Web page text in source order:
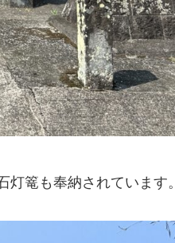
篭も奉納されています。